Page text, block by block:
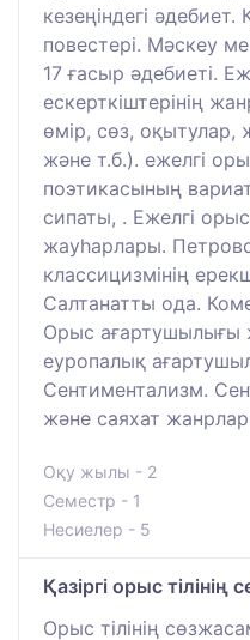
кезеңіндегі әдебиет.
повестері. Мәскеу
17 ғасыр әдебиеті.
ескерткіштерінің
өмір, сөз, оқытулар,
және т.б.). ежелгі
поэтикасының
сипаты, . Ежелгі орыс
жауһарлары.
классицизмінің
Салтанатты ода.
Орыс ағартушылығы
еуропалық
Сентиментализм.
және саяхат
Оқу жылы - 2
Семестр - 1
Несиелер - 5
Қазіргі орыс тілінің
Орыс тілінің